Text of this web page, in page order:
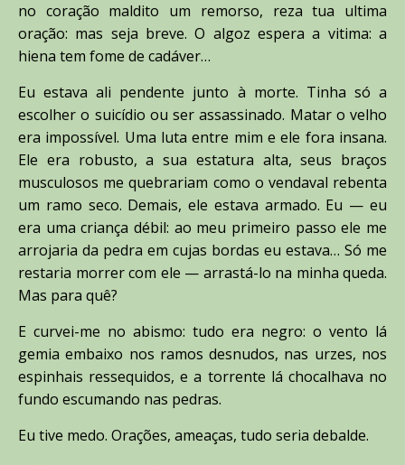
no coração maldito um remorso, reza tua ultima
oração: mas seja breve. O algoz espera a vitima: a
hiena tem fome de cadáver…
Eu estava ali pendente junto à morte. Tinha só a
escolher o suicídio ou ser assassinado. Matar o velho
era impossível. Uma luta entre mim e ele fora insana.
Ele era robusto, a sua estatura alta, seus braços
musculosos me quebrariam como o vendaval rebenta
um ramo seco. Demais, ele estava armado. Eu — eu
era uma criança débil: ao meu primeiro passo ele me
arrojaria da pedra em cujas bordas eu estava… Só me
restaria morrer com ele — arrastá-lo na minha queda.
Mas para quê?
E curvei-me no abismo: tudo era negro: o vento lá
gemia embaixo nos ramos desnudos, nas urzes, nos
espinhais ressequidos, e a torrente lá chocalhava no
fundo escumando nas pedras.
Eu tive medo. Orações, ameaças, tudo seria debalde.